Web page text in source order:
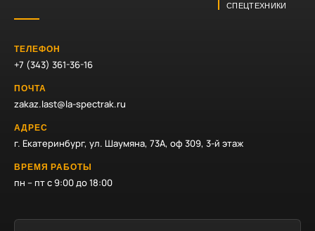
СПЕЦТЕХНИКИ
ТЕЛЕФОН
+7 (343) 361-36-16
ПОЧТА
zakaz.last@la-spectrak.ru
АДРЕС
г. Екатеринбург, ул. Шаумяна, 73А, оф 309, 3-й этаж
ВРЕМЯ РАБОТЫ
пн – пт с 9:00 до 18:00